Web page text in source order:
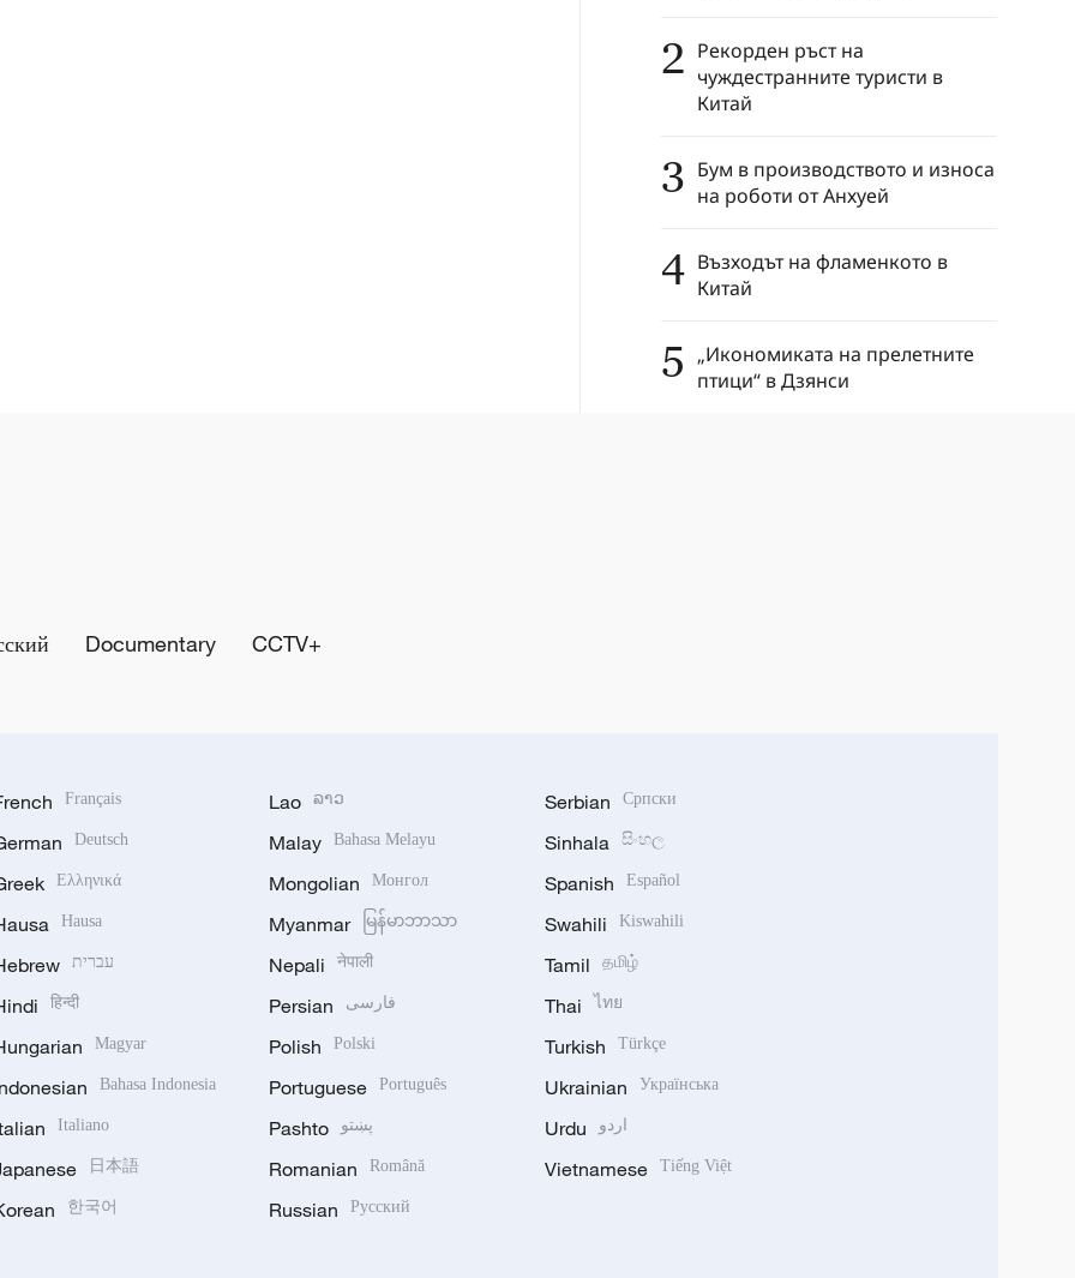
2 Рекорден ръст на
чуждестранните туристи в
Китай
3 Бум в производството и износа
на роботи от Анхуей
4 Възходът на фламенкото в
Китай
5 „Икономиката на прелетните
птици“ в Дзянси
Documentary CCTV+
Français
Deutsch
Ελληνικά
Hausa
עברית
हिन्दी
Magyar
Bahasa Indonesia
Italiano
日本語
한국어
Lao ລາວ
Malay Bahasa Melayu
Mongolian Монгол
Myanmar မြန်မာဘာသာ
Nepali नेपाली
Persian فارسی
Polish Polski
Portuguese Português
Pashto پښتو
Romanian Română
Russian Русский
Serbian Српски
Sinhala සිංහල
Spanish Español
Swahili Kiswahili
Tamil தமிழ்
Thai ไทย
Turkish Türkçe
Ukrainian Українська
Urdu اردو
Vietnamese Tiếng Việt